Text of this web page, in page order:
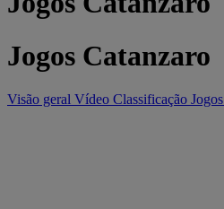
Jogos Catanzaro
Visão geral Vídeo Classificação Jogos